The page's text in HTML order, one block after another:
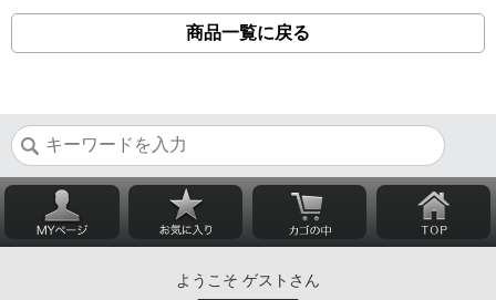
商品一覧に戻る
ようこそ ゲストさん